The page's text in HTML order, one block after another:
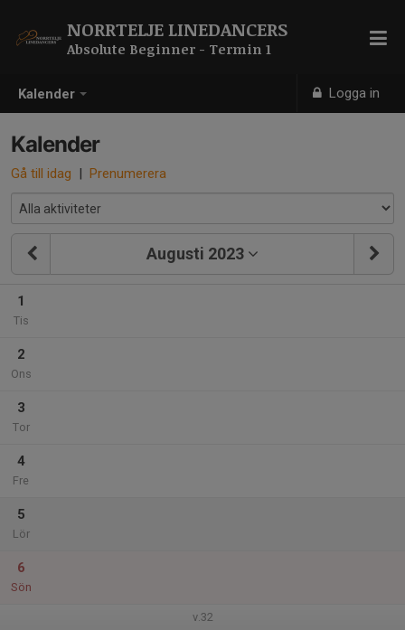
Kalender Logga in
NORRTELJE LINEDANCERS
Absolute Beginner - Termin 1
Kalender
Gå till idag | Prenumerera
Augusti 2023
1
Tis
2
Ons
3
Tor
4
Fre
5
Lör
6
Sön
v.32